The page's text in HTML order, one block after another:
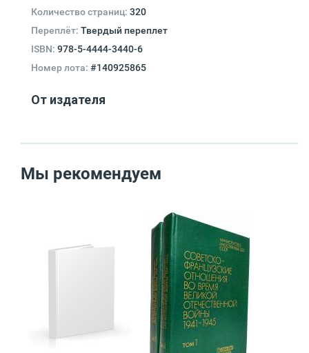
Количество страниц: 320
Переплёт: Твердый переплет
ISBN: 978-5-4444-3440-6
Номер лота: #140925865
От издателя
Мы рекомендуем